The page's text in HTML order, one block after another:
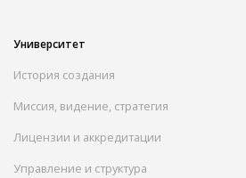
Университет
История создания
Миссия, видение, стратегия
Лицензии и аккредитации
Управление и структура